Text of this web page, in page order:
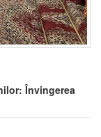
Învingerea